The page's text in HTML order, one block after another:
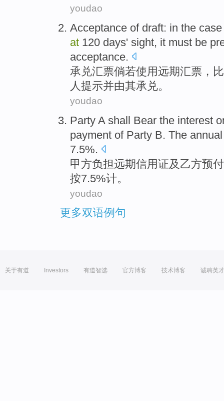
youdao
Acceptance of draft: in the
at 120 days' sight, it must be
acceptance.
承兑汇票倘若使用远期汇票，
人提示并由其承兑。
youdao
Party A shall Bear the interest
payment of Party B. The annual
7.5%.
甲方负担远期信用证及 乙方预
按7.5%计。
youdao
更多双语例句
关于有道 Investors 有道智选 官方博客 技术博客 诚聘英才